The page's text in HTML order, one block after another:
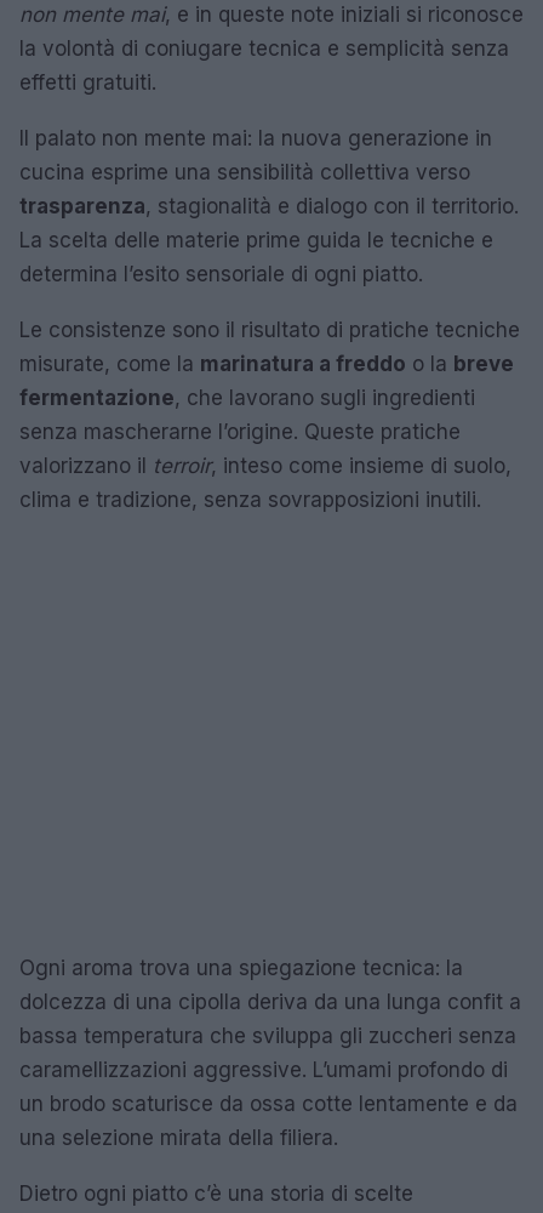
non mente mai, e in queste note iniziali si riconosce
la volontà di coniugare tecnica e semplicità senza
effetti gratuiti.
Il palato non mente mai: la nuova generazione in
cucina esprime una sensibilità collettiva verso
trasparenza, stagionalità e dialogo con il territorio.
La scelta delle materie prime guida le tecniche e
determina l’esito sensoriale di ogni piatto.
Le consistenze sono il risultato di pratiche tecniche
misurate, come la marinatura a freddo o la breve
fermentazione, che lavorano sugli ingredienti
senza mascherarne l’origine. Queste pratiche
valorizzano il terroir, inteso come insieme di suolo,
clima e tradizione, senza sovrapposizioni inutili.
Ogni aroma trova una spiegazione tecnica: la
dolcezza di una cipolla deriva da una lunga confit a
bassa temperatura che sviluppa gli zuccheri senza
caramellizzazioni aggressive. L’umami profondo di
un brodo scaturisce da ossa cotte lentamente e da
una selezione mirata della filiera.
Dietro ogni piatto c’è una storia di scelte